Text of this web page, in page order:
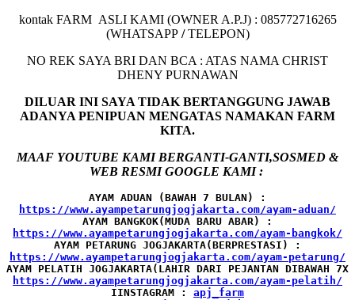
kontak FARM ASLI KAMI (OWNER A.P.J) : 085772716265
(WHATSAPP /TELEPON)
NO REK SAYA BRI DAN BCA : ATAS NAMA CHRIST
DHENY PURNAWAN
DILUAR INI SAYA TIDAK BERTANGGUNG JAWAB
ADANYA PENIPUAN MENGATAS NAMAKAN FARM
KITA.
MAAF YOUTUBE KAMI BERGANTI-GANTI,SOSMED &
WEB RESMI GOOGLE KAMI :
AYAM ADUAN (BAWAH 7 BULAN) :
AYAM BANGKOK(MUDA BARU ABAR) :
AYAM PETARUNG JOGJAKARTA(BERPRESTASI) :
AYAM PELATIH JOGJAKARTA(LAHIR DARI PEJANTAN DIBAWAH
IINSTAGRAM :